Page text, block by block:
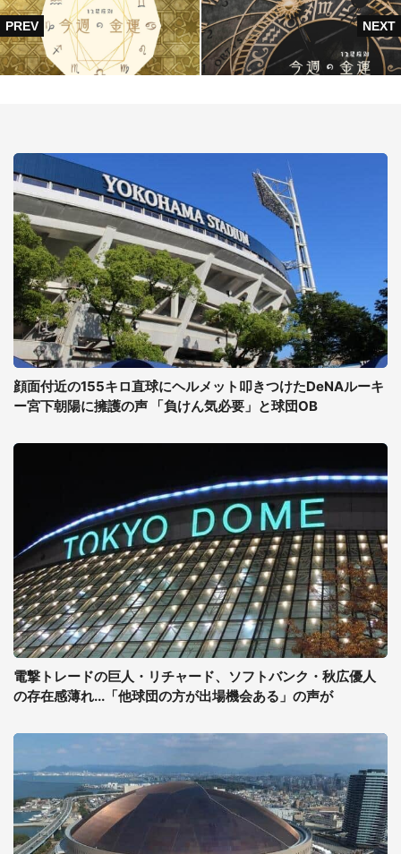
顔面付近の155キロ直球にヘルメット叩きつけたDeNAルーキ
ー宮下朝陽に擁護の声 「負けん気必要」と球団OB
電撃トレードの巨人・リチャード、ソフトバンク・秋広優人
の存在感薄れ...「他球団の方が出場機会ある」の声が